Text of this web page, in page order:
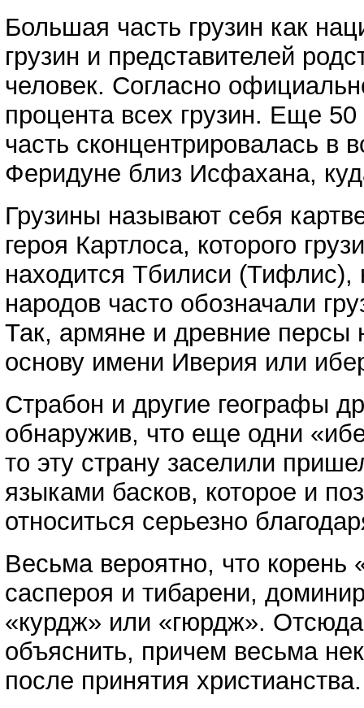
Большая часть грузин как
грузин и представителей
человек. Согласно
процента всех грузин. Еще
часть сконцентрировалась в
Феридуне близ Исфахана,
Грузины называют себя
героя Картлоса, которого
находится Тбилиси (Тифлис),
народов часто обозначали
Так, армяне и древние персы
основу имени Иверия или
Страбон и другие географы
обнаружив, что еще одни
то эту страну заселили
языками басков, которое и
относиться серьезно
Весьма вероятно, что
саспероя и тибарени,
«курдж» или «гюрдж».
объяснить, причем весьма
после принятия христианства.